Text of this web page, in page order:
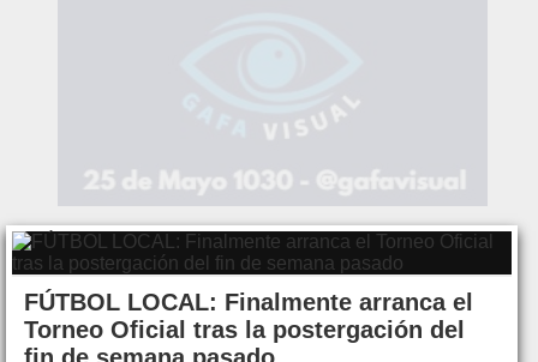
FÚTBOL LOCAL: Finalmente arranca el
Torneo Oficial tras la postergación del